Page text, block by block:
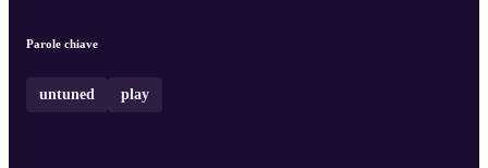
Parole chiave
untuned play